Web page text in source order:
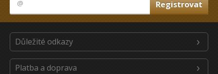
Důležité odkazy
Platba a doprava